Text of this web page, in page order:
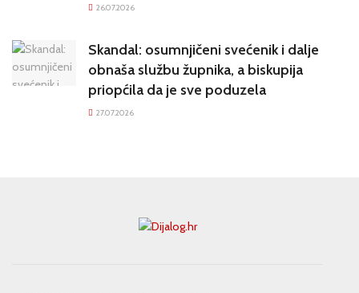
26.07.2026
Skandal: osumnjičeni svećenik i dalje
obnaša službu župnika, a biskupija
priopćila da je sve poduzela
27.07.2026